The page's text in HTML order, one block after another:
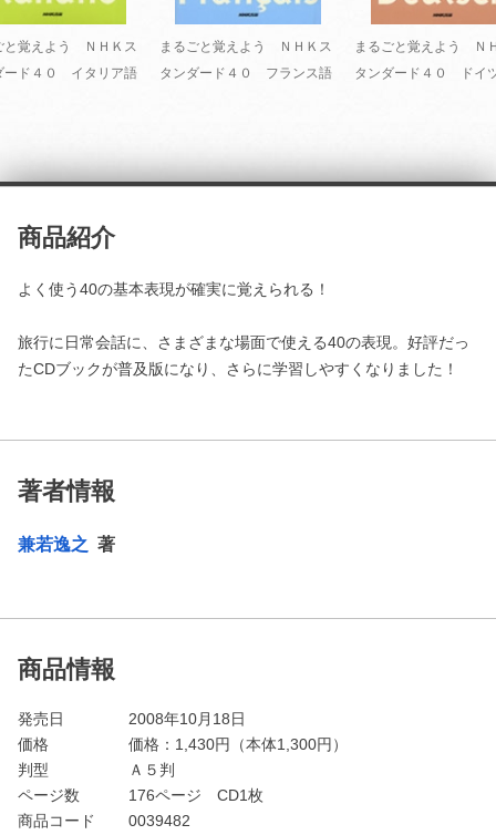
と覚えよう ＮＨＫス
ード４０ イタリア語
まるごと覚えよう ＮＨＫス
タンダード４０ フランス語
まるごと覚えよう Ｎ
タンダード４０ ドイ
商品紹介
よく使う40の基本表現が確実に覚えられる！
旅行に日常会話に、さまざまな場面で使える40の表現。好評だっ
たCDブックが普及版になり、さらに学習しやすくなりました！
著者情報
兼若逸之 著
商品情報
発売日
2008年10月18日
価格
価格： 1,430円（本体1,300円）
判型
Ａ５判
ページ数
176ページ CD1枚
商品コード
0039482